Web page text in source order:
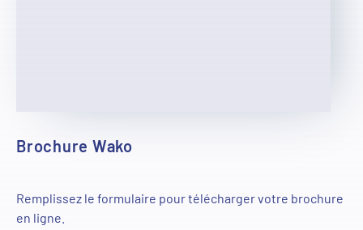
Brochure Wako
Remplissez le formulaire pour télécharger votre brochure
en ligne.